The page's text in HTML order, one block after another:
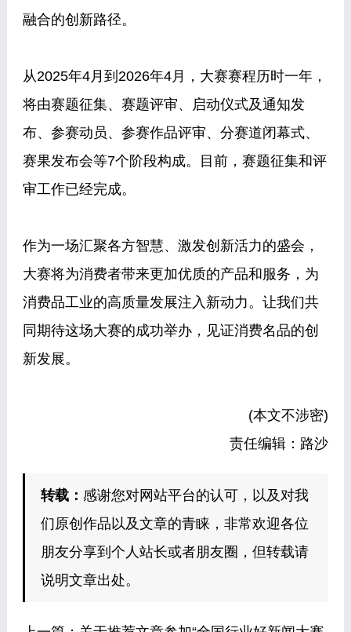
融合的创新路径。
从2025年4月到2026年4月，大赛赛程历时一年，
将由赛题征集、赛题评审、启动仪式及通知发
布、参赛动员、参赛作品评审、分赛道闭幕式、
赛果发布会等7个阶段构成。目前，赛题征集和评
审工作已经完成。
作为一场汇聚各方智慧、激发创新活力的盛会，
大赛将为消费者带来更加优质的产品和服务，为
消费品工业的高质量发展注入新动力。让我们共
同期待这场大赛的成功举办，见证消费名品的创
新发展。
(本文不涉密)
责任编辑：路沙
转载： 感谢您对网站平台的认可，以及对我
们原创作品以及文章的青睐，非常欢迎各位
朋友分享到个人站长或者朋友圈，但转载请
说明文章出处。